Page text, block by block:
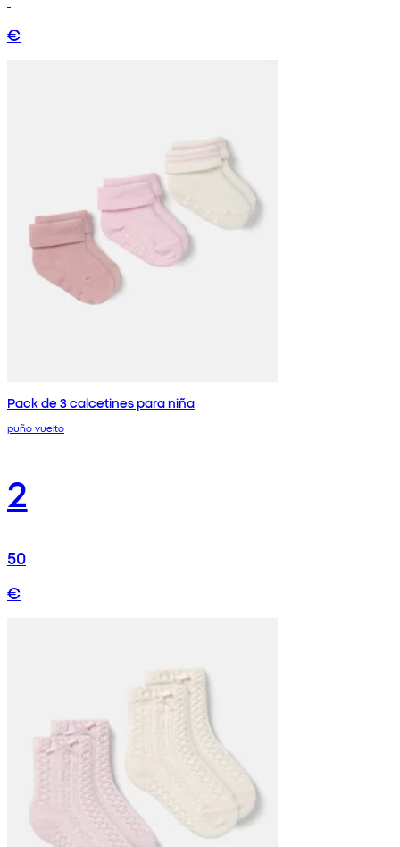
€
Pack de 3 calcetines para niña
puño vuelto
2
50
€